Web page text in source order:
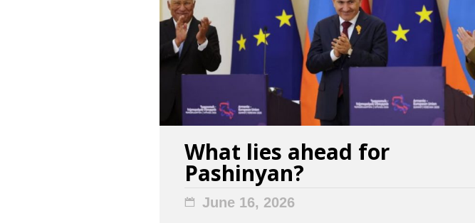
What lies ahead for
Pashinyan?
June 16, 2026